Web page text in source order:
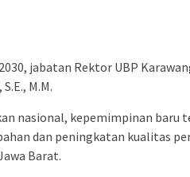
jabatan Rektor UBP
M.M.
nasional, kepemimpinan baru
dan peningkatan kualitas
Barat.